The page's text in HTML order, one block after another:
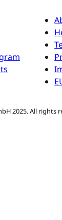
2025. All rights